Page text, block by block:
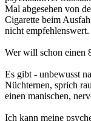
Mal abgesehen von
Cigarette beim
nicht empfehlenswert.
Wer will schon einen
Es gibt - unbewusst
Nüchternen, sprich
einen manischen,
Ich kann meine